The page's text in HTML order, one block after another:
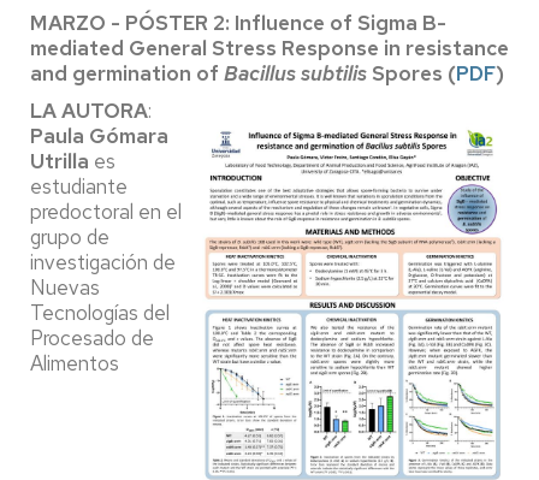
MARZO - PÓSTER 2: Influence of Sigma B-
mediated General Stress Response in resistance
and germination of Bacillus subtilis Spores (PDF)
LA AUTORA:
Paula Gómara
Utrilla es
estudiante
predoctoral en el
grupo de
investigación de
Nuevas
Tecnologías del
Procesado de
Alimentos